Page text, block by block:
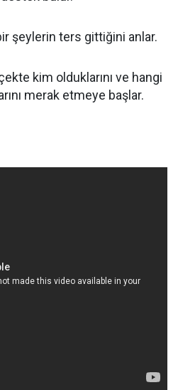
şeylerin ters gittiğini anlar.
kim olduklarını ve hangi
merak etmeye başlar.